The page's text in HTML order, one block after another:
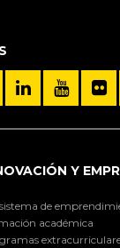
Y
de
académica